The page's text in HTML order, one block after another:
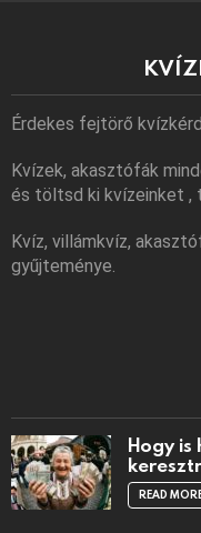
Érdekes fejtörő
Kvízek, akasztófák
és töltsd ki kvízeinket ,
Kvíz, villámkvíz,
gyűjteménye.
Hogy is
READ